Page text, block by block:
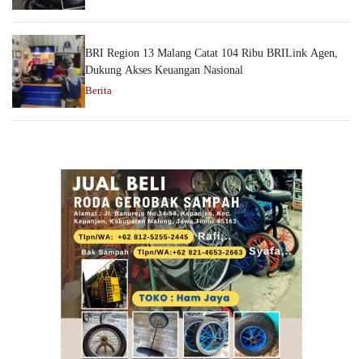
BRI Region 13 Malang Catat 104 Ribu BRILink Agen,
Dukung Akses Keuangan Nasional
Berita